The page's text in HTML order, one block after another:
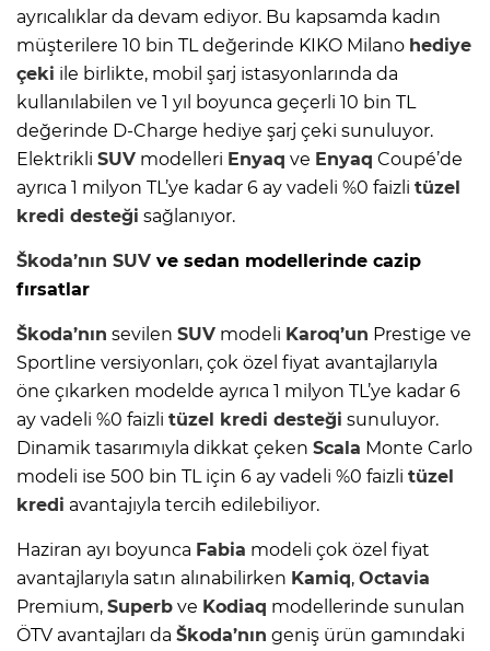
ayrıcalıklar da devam ediyor. Bu kapsamda kadın
müşterilere 10 bin TL değerinde KIKO Milano hediye
çeki ile birlikte, mobil şarj istasyonlarında da
kullanılabilen ve 1 yıl boyunca geçerli 10 bin TL
değerinde D-Charge hediye şarj çeki sunuluyor.
Elektrikli SUV modelleri Enyaq ve Enyaq Coupé’de
ayrıca 1 milyon TL’ye kadar 6 ay vadeli %0 faizli tüzel
kredi desteği sağlanıyor.
Škoda’nın SUV ve sedan modellerinde cazip
fırsatlar
Škoda’nın sevilen SUV modeli Karoq’un Prestige ve
Sportline versiyonları, çok özel fiyat avantajlarıyla
öne çıkarken modelde ayrıca 1 milyon TL’ye kadar 6
ay vadeli %0 faizli tüzel kredi desteği sunuluyor.
Dinamik tasarımıyla dikkat çeken Scala Monte Carlo
modeli ise 500 bin TL için 6 ay vadeli %0 faizli tüzel
kredi avantajıyla tercih edilebiliyor.
Haziran ayı boyunca Fabia modeli çok özel fiyat
avantajlarıyla satın alınabilirken Kamiq, Octavia
Premium, Superb ve Kodiaq modellerinde sunulan
ÖTV avantajları da Škoda’nın geniş ürün gamındaki